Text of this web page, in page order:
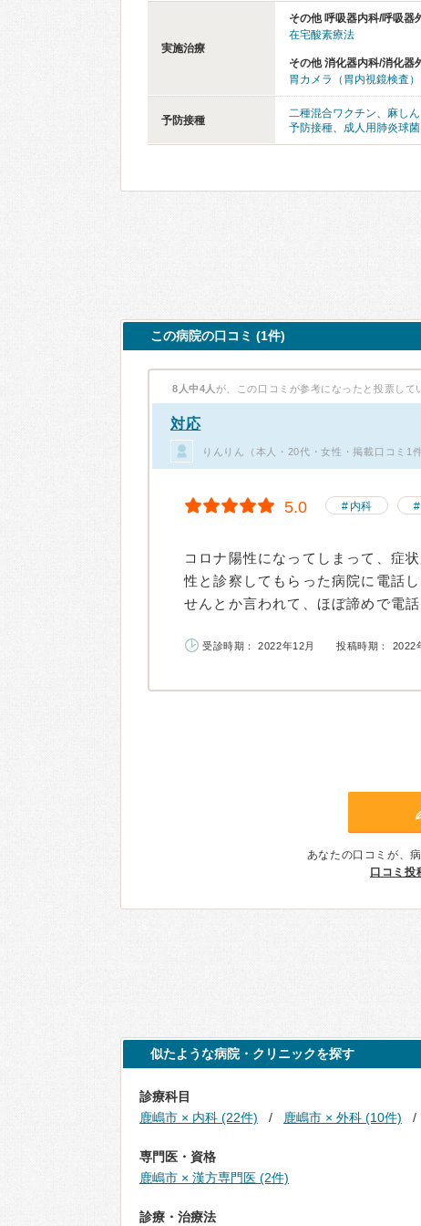
実施治療
その他 呼吸器内科/呼吸器
在宅酸素療法
その他 消化器内科/消化器
胃カメラ（胃内視鏡検査）
予防接種
二種混合ワクチン、 麻し
予防接種、 成人用肺炎球
この病院の口コミ (1件)
8人中4人 が、この口コミが参考になったと投票して
対応
りんりん（本人・20代・女性・掲載口コミ1件
5.0 内科
コロナ陽性になってしまって、症
性と診察してもらった病院に電話
せんとか言われて、ほぼ諦めで電
受診時期： 2022年12月 投稿時期： 2022
あなたの口コミが、
口コミ投
似たような病院・クリニックを探す
診療科目
鹿嶋市 × 内科 (22件)
鹿嶋市 × 外科 (10件)
専門医・資格
鹿嶋市 × 漢方専門医 (2件)
診療・治療法